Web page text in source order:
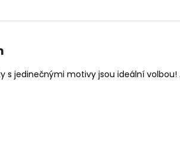
s jedinečnými motivy jsou ideální